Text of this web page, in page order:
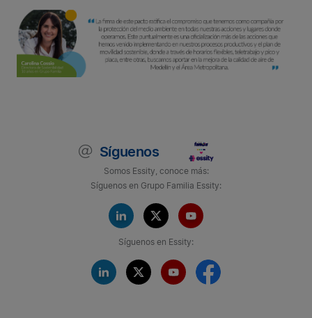
Síguenos
Somos Essity, conoce más:
Síguenos en Grupo Familia Essity:
Síguenos en Essity: